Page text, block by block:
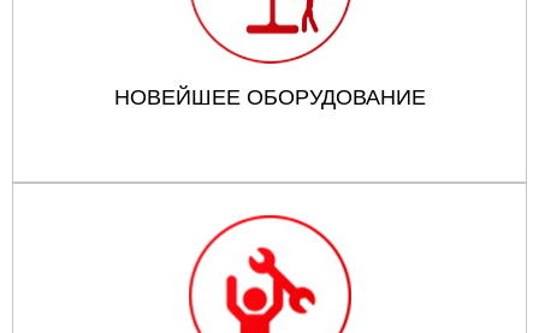
НОВЕЙШЕЕ ОБОРУДОВАНИЕ